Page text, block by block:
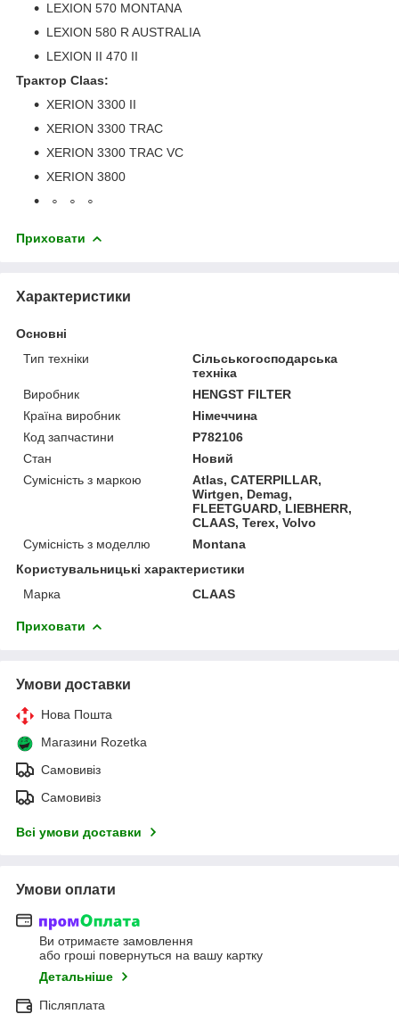
LEXION 570 MONTANA
LEXION 580 R AUSTRALIA
LEXION II 470 II
Трактор Claas:
XERION 3300 II
XERION 3300 TRAC
XERION 3300 TRAC VC
XERION 3800
Приховати
Характеристики
Основні
Тип техніки
Сільськогосподарська
техніка
Виробник
HENGST FILTER
Країна виробник
Німеччина
Код запчастини
P782106
Стан
Новий
Сумісність з маркою
Atlas, CATERPILLAR,
Wirtgen, Demag,
FLEETGUARD, LIEBHERR,
CLAAS, Terex, Volvo
Сумісність з моделлю
Montana
Користувальницькі характеристики
Марка
CLAAS
Приховати
Умови доставки
Нова Пошта
Магазини Rozetka
Самовивіз
Самовивіз
Всі умови доставки
Умови оплати
Ви отримаєте замовлення
або гроші повернуться на вашу картку
Детальніше
Післяплата